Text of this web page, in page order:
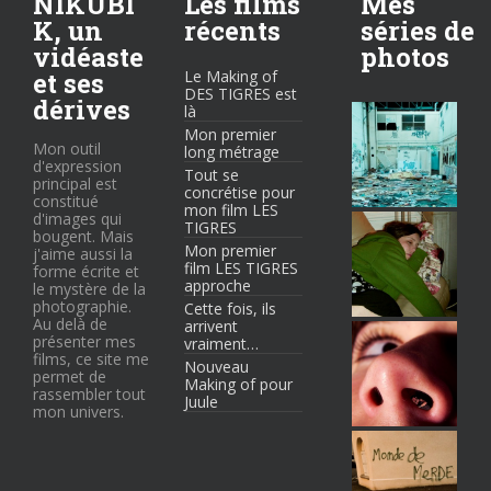
K, un
vidéaste
et ses
dérives
Mon outil
d'expression
principal est
constitué
d'images qui
bougent. Mais
j'aime aussi la
forme écrite et
le mystère de la
photographie.
Au delà de
présenter mes
films, ce site me
permet de
rassembler tout
mon univers.
récents
Le Making of
DES TIGRES est
là
Mon premier
long métrage
Tout se
concrétise pour
mon film LES
TIGRES
Mon premier
film LES TIGRES
approche
Cette fois, ils
arrivent
vraiment…
Nouveau
Making of pour
Juule
séries de
photos